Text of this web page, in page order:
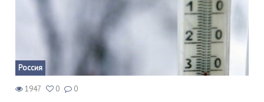
Россия
1947 0 0